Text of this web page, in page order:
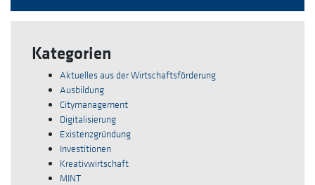
Kategorien
Aktuelles aus der Wirtschaftsförderung
Ausbildung
Citymanagement
Digitalisierung
Existenzgründung
Investitionen
Kreativwirtschaft
MINT